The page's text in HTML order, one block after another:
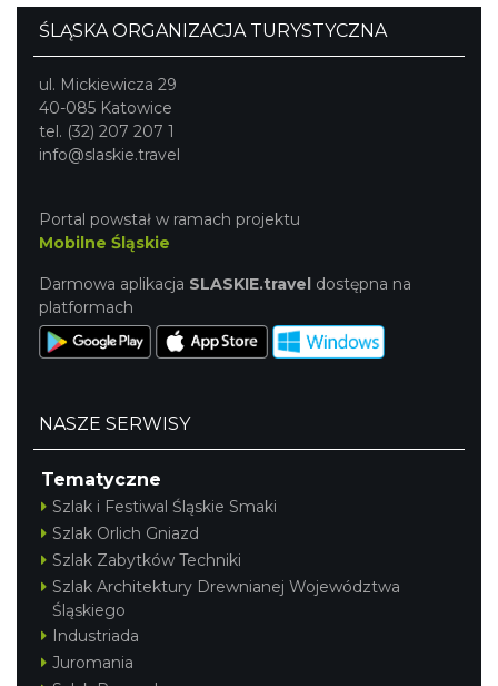
ŚLĄSKA ORGANIZACJA TURYSTYCZNA
ul. Mickiewicza 29
40-085 Katowice
tel. (32) 207 207 1
info@slaskie.travel
Portal powstał w ramach projektu
Mobilne Śląskie
Darmowa aplikacja SLASKIE.travel dostępna na
platformach
NASZE SERWISY
Tematyczne
Szlak i Festiwal Śląskie Smaki
Szlak Orlich Gniazd
Szlak Zabytków Techniki
Szlak Architektury Drewnianej Województwa
Śląskiego
Industriada
Juromania